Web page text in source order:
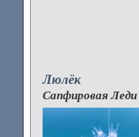
Люлёк
Сапфировая Леди